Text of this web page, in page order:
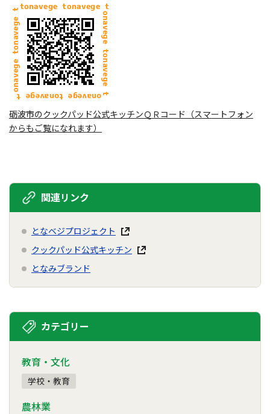
砺波市のクックパッド公式キッチンＱＲコード（スマートフォン
からもご覧になれます）
関連リンク
となベジプロジェクト
クックパッド公式キッチン
となみブランド
カテゴリー
教育・文化
学校・教育
農林業